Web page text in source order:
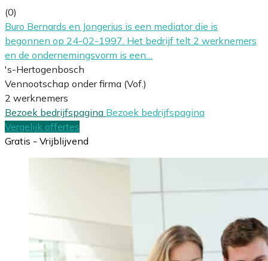
(0)
Buro Bernards en Jongerius is een mediator die is
begonnen op 24-02-1997. Het bedrijf telt 2 werknemers
en de ondernemingsvorm is een…
's-Hertogenbosch
Vennootschap onder firma (Vof.)
2 werknemers
Bezoek bedrijfspagina Bezoek bedrijfspagina
Vergelijk offertes
Gratis - Vrijblijvend